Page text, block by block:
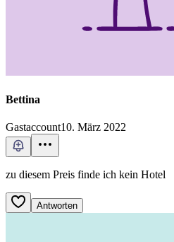
Bettina
Gastaccount10. März 2022
zu diesem Preis finde ich kein Hotel
Antworten